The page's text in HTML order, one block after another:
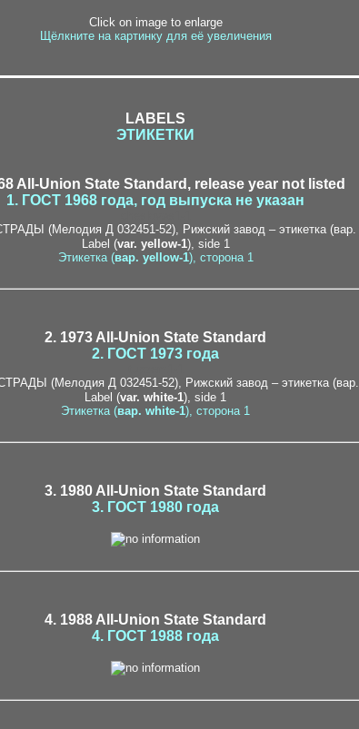
Click on image to enlarge
Щёлкните на картинку для её увеличения
LABELS
ЭТИКЕТКИ
All-Union State Standard, release year not listed
1. ГОСТ 1968 года, год выпуска не указан
Label (var. yellow-1), side 1
Этикетка (вар. yellow-1), сторона 1
2. 1973 All-Union State Standard
2. ГОСТ 1973 года
Label (var. white-1), side 1
Этикетка (вар. white-1), сторона 1
3. 1980 All-Union State Standard
3. ГОСТ 1980 года
4. 1988 All-Union State Standard
4. ГОСТ 1988 года